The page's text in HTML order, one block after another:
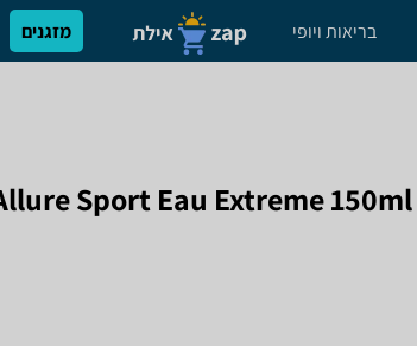
בריאות ויופי מזגנים